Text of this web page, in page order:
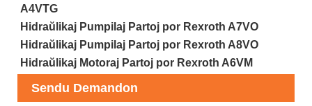
A4VTG
Hidraŭlikaj Pumpilaj Partoj por Rexroth A7VO
Hidraŭlikaj Pumpilaj Partoj por Rexroth A8VO
Hidraŭlikaj Motoraj Partoj por Rexroth A6VM
Sendu Demandon